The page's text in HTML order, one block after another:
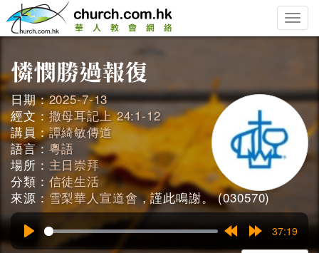
Toggle
日期：2025-7-13
經文：撒母耳記上 24:1-12
講員：譚綺敏傳道
語言： 粵語
場所： 主日崇拜
分類： 信徒生活
來源： 雪梨華人宣道會，謹此鳴謝。 (030570)
37:19